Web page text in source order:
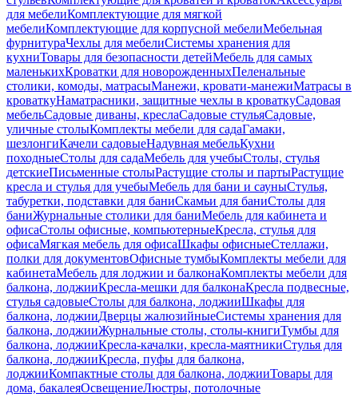
для мебелиКомплектующие для мягкой
мебелиКомплектующие для корпусной мебелиМебельная
фурнитураЧехлы для мебелиСистемы хранения для
кухниТовары для безопасности детейМебель для самых
маленькихКроватки для новорожденныхПеленальные
столики, комоды, матрасыМанежи, кровати-манежиМатрасы в
кроваткуНаматрасники, защитные чехлы в кроваткуСадовая
мебельСадовые диваны, креслаСадовые стульяСадовые,
уличные столыКомплекты мебели для садаГамаки,
шезлонгиКачели садовыеНадувная мебельКухни
походныеСтолы для садаМебель для учебыСтолы, стулья
детскиеПисьменные столыРастущие столы и партыРастущие
кресла и стулья для учебыМебель для бани и сауныСтулья,
табуретки, подставки для баниСкамьи для баниСтолы для
баниЖурнальные столики для баниМебель для кабинета и
офисаСтолы офисные, компьютерныеКресла, стулья для
офисаМягкая мебель для офисаШкафы офисныеСтеллажи,
полки для документовОфисные тумбыКомплекты мебели для
кабинетаМебель для лоджии и балконаКомплекты мебели для
балкона, лоджииКресла-мешки для балконаКресла подвесные,
стулья садовыеСтолы для балкона, лоджииШкафы для
балкона, лоджииДверцы жалюзийныеСистемы хранения для
балкона, лоджииЖурнальные столы, столы-книгиТумбы для
балкона, лоджииКресла-качалки, кресла-маятникиСтулья для
балкона, лоджииКресла, пуфы для балкона,
лоджииКомпактные столы для балкона, лоджииТовары для
дома, бакалеяОсвещениеЛюстры, потолочные